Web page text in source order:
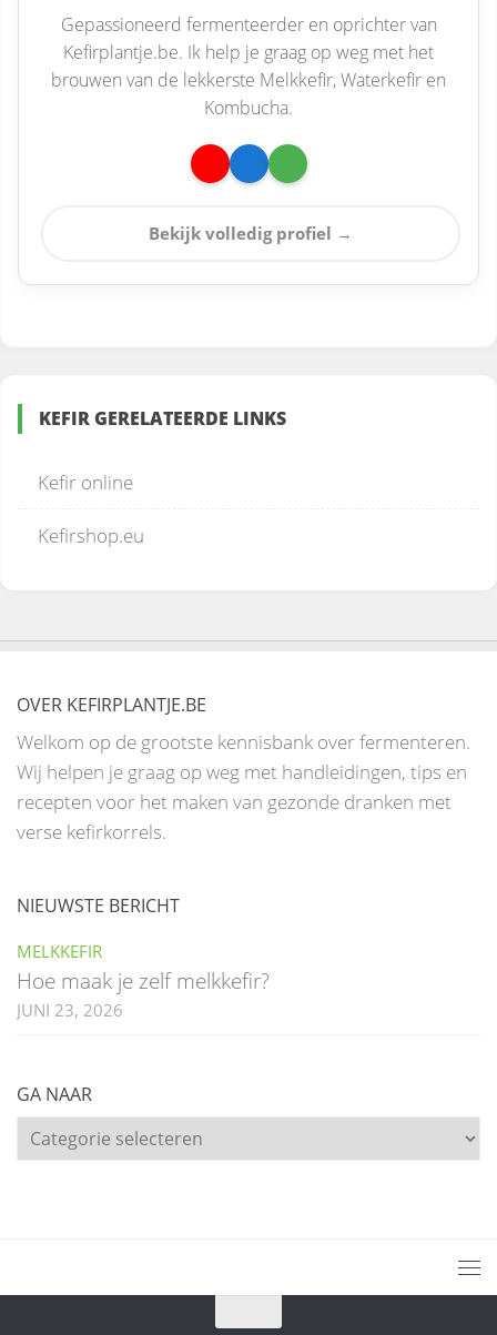
Gepassioneerd fermenteerder en oprichter van
Kefirplantje.be. Ik help je graag op weg met het
brouwen van de lekkerste Melkkefir, Waterkefir en
Kombucha.
Bekijk volledig profiel →
KEFIR GERELATEERDE LINKS
Kefir online
Kefirshop.eu
OVER KEFIRPLANTJE.BE
Welkom op de grootste kennisbank over fermenteren.
Wij helpen je graag op weg met handleidingen, tips en
recepten voor het maken van gezonde dranken met
verse kefirkorrels.
NIEUWSTE BERICHT
MELKKEFIR
Hoe maak je zelf melkkefir?
JUNI 23, 2026
GA NAAR
Ga
naar